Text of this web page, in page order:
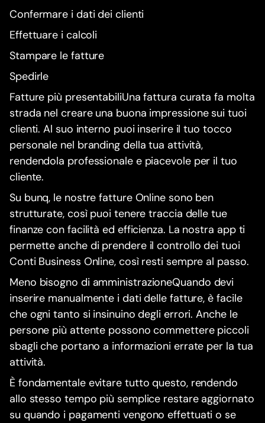
Confermare i dati dei clienti
Effettuare i calcoli
Stampare le fatture
Spedirle
Fatture più presentabiliUna fattura curata fa molta
strada nel creare una buona impressione sui tuoi
clienti. Al suo interno puoi inserire il tuo tocco
personale nel branding della tua attività,
rendendola professionale e piacevole per il tuo
cliente.
Su bunq, le nostre fatture Online sono ben
strutturate, così puoi tenere traccia delle tue
finanze con facilità ed efficienza. La nostra app ti
permette anche di prendere il controllo dei tuoi
Conti Business Online, così resti sempre al passo.
Meno bisogno di amministrazioneQuando devi
inserire manualmente i dati delle fatture, è facile
che ogni tanto si insinuino degli errori. Anche le
persone più attente possono commettere piccoli
sbagli che portano a informazioni errate per la tua
attività.
È fondamentale evitare tutto questo, rendendo
allo stesso tempo più semplice restare aggiornato
su quando i pagamenti vengono effettuati o se